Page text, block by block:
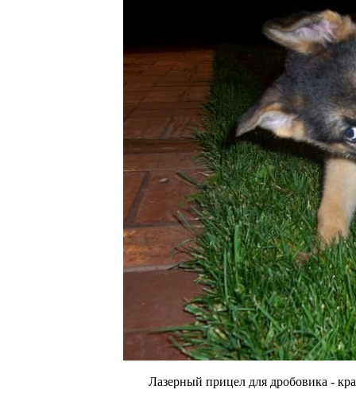
Лазерный прицел для дробовика -